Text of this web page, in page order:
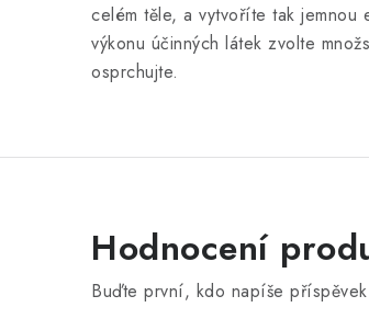
celém těle, a vytvoříte tak
výkonu účinných látek zvolte
osprchujte.
Hodnocení
Buďte první, kdo napíše